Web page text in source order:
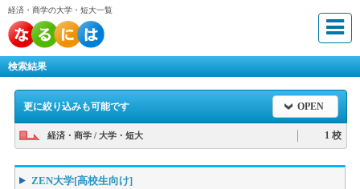
経済・商学の大学・短大一覧
検索結果
更に絞り込みも可能です OPEN
経済・商学 / 大学・短大 1 校
ZEN大学[高校生向け]